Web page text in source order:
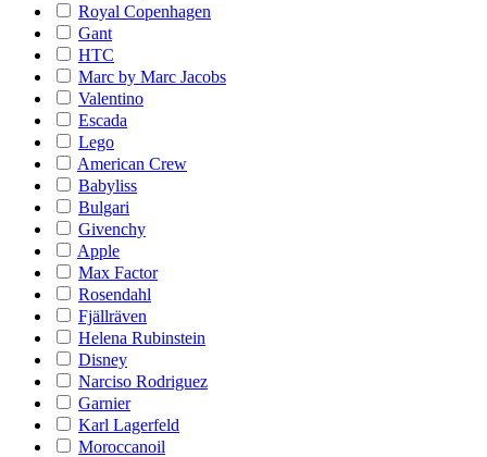
Royal Copenhagen
Gant
HTC
Marc by Marc Jacobs
Valentino
Escada
Lego
American Crew
Babyliss
Bulgari
Givenchy
Apple
Max Factor
Rosendahl
Fjällräven
Helena Rubinstein
Disney
Narciso Rodriguez
Garnier
Karl Lagerfeld
Moroccanoil